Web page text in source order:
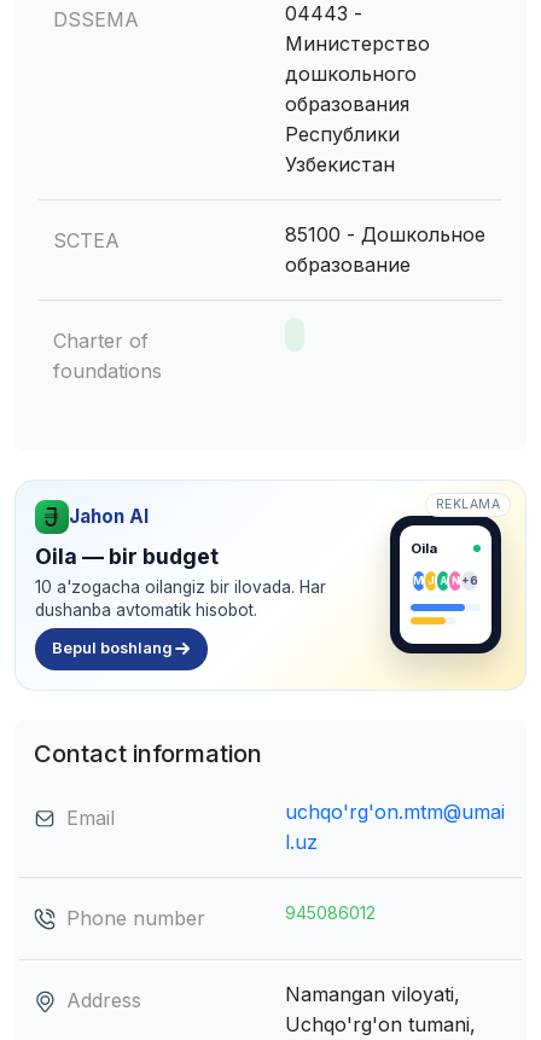
DSSEMA
04443 -
Министерство
дошкольного
образования
Республики
Узбекистан
SCTEA
85100 - Дошкольное
образование
Charter of
foundations
REKLAMA
Jahon AI
Oila — bir budget
10 a'zogacha oilangiz bir ilovada. Har
dushanba avtomatik hisobot.
Bepul boshlang
Oila
M J A N+6
Contact information
Email
uchqo'rg'on.mtm@umai
l.uz
Phone number 945086012
Address
Namangan viloyati,
Uchqo'rg'on tumani,